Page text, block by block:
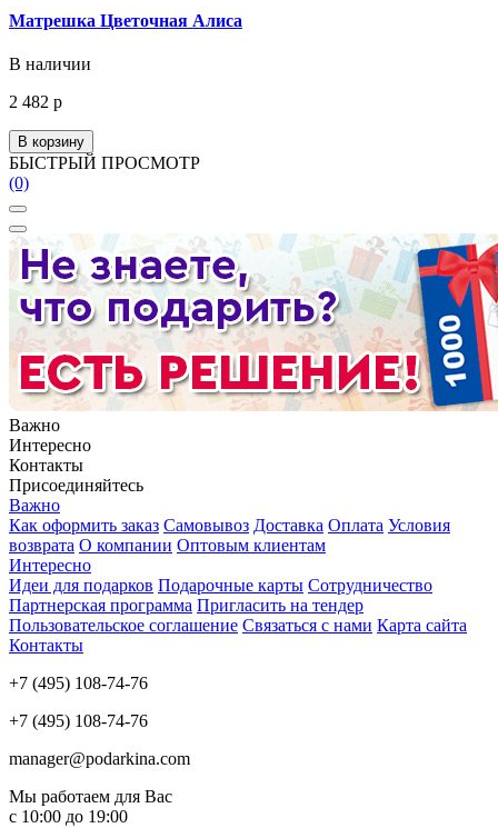
Матрешка Цветочная Алиса
В наличии
2 482 р
В корзину
БЫСТРЫЙ ПРОСМОТР
(0)
Важно
Интересно
Контакты
Присоединяйтесь
Важно
Как оформить заказ Самовывоз Доставка Оплата Условия
возврата О компании Оптовым клиентам
Интересно
Идеи для подарков Подарочные карты Сотрудничество
Партнерская программа Пригласить на тендер
Пользовательское соглашение Связаться с нами Карта сайта
Контакты
+7 (495) 108-74-76
+7 (495) 108-74-76
manager@podarkina.com
Мы работаем для Вас
с 10:00 до 19:00